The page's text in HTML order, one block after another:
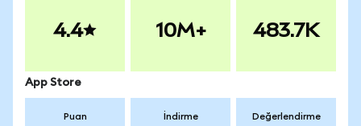
4.4 10M+ 483.7K
App Store
Puan İndirme Değerlendirme